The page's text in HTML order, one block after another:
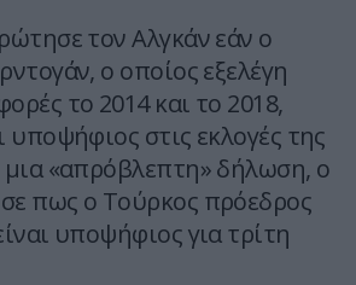
τον Αλγκάν εάν ο
ο οποίος εξελέγη
το 2014 και το 2018,
υποψήφιος στις εκλογές της
«απρόβλεπτη» δήλωση, ο
πως ο Τούρκος πρόεδρος
υποψήφιος για τρίτη